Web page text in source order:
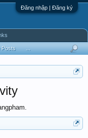
Đăng nhập | Đăng ký
Posts